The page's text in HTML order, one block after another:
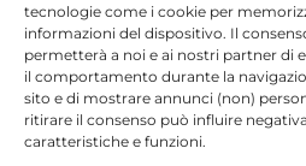
tecnologie come i cookie per
informazioni del dispositivo. Il
permetterà a noi e ai nostri partner di
il comportamento durante la
sito e di mostrare annunci (non)
ritirare il consenso può influire
caratteristiche e funzioni.
Nome*
Email*